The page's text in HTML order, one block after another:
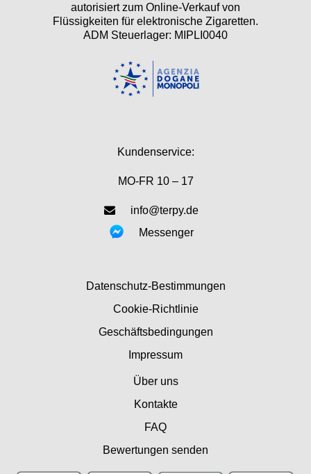
autorisiert zum Online-Verkauf von
Flüssigkeiten für elektronische Zigaretten.
ADM Steuerlager: MIPLI0040
Kundenservice:
MO-FR 10 – 17
info@terpy.de
Messenger
Datenschutz-Bestimmungen
Cookie-Richtlinie
Geschäftsbedingungen
Impressum
Über uns
Kontakte
FAQ
Bewertungen senden